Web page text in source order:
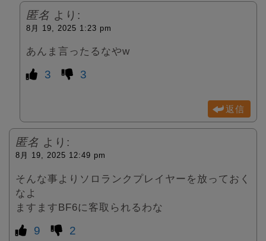
匿名 より:
8月 19, 2025 1:23 pm
あんま言ったるなやw
3 3
返信
匿名 より:
8月 19, 2025 12:49 pm
そんな事よりソロランクプレイヤーを放っておく
なよ
ますますBF6に客取られるわな
9 2